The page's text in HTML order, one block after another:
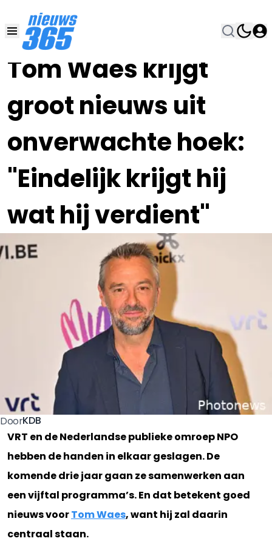
Tom Waes krijgt
groot nieuws uit
onverwachte hoek:
"Eindelijk krijgt hij
wat hij verdient"
16 NOV 2023, 11:00
DoorKDB
VRT en de Nederlandse publieke omroep NPO
hebben de handen in elkaar geslagen. De
komende drie jaar gaan ze samenwerken aan
een vijftal programma’s. En dat betekent goed
nieuws voorTom Waes, want hij zal daarin
centraal staan.